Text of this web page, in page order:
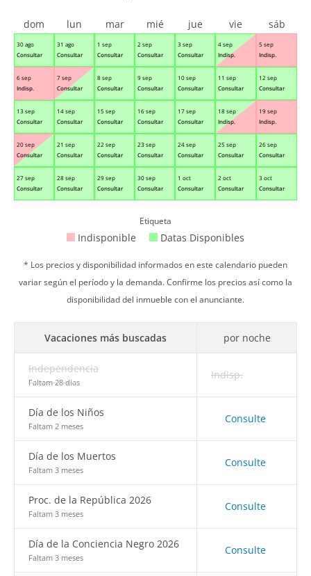
30 ago
Consultar
31 ago
Consultar
1 sep
Consultar
2 sep
Consultar
3 sep
Consultar
4 sep
Indisp.
5 sep
Indisp.
6 sep
Indisp.
7 sep
Consultar
8 sep
Consultar
9 sep
Consultar
10 sep
Consultar
11 sep
Consultar
12 sep
Consultar
13 sep
Consultar
14 sep
Consultar
15 sep
Consultar
16 sep
Consultar
17 sep
Consultar
18 sep
Indisp.
19 sep
Indisp.
20 sep
Consultar
21 sep
Consultar
22 sep
Consultar
23 sep
Consultar
24 sep
Consultar
25 sep
Consultar
26 sep
Consultar
27 sep
Consultar
28 sep
Consultar
29 sep
Consultar
30 sep
Consultar
1 oct
Consultar
2 oct
Consultar
3 oct
Consultar
dom lun mar mié jue vie sáb
Etiqueta
Indisponible Datas Disponibles
* Los precios y disponibilidad informados en este calendario pueden
variar según el período y la demanda. Confirme los precios así como la
disponibilidad del inmueble con el anunciante.
Vacaciones más buscadas por noche
Independencia
Faltam 28 dias
Indisp.
Día de los Niños
Faltam 2 meses
Consulte
Día de los Muertos
Faltam 3 meses
Consulte
Proc. de la República 2026
Faltam 3 meses
Consulte
Día de la Conciencia Negro 2026
Faltam 3 meses
Consulte